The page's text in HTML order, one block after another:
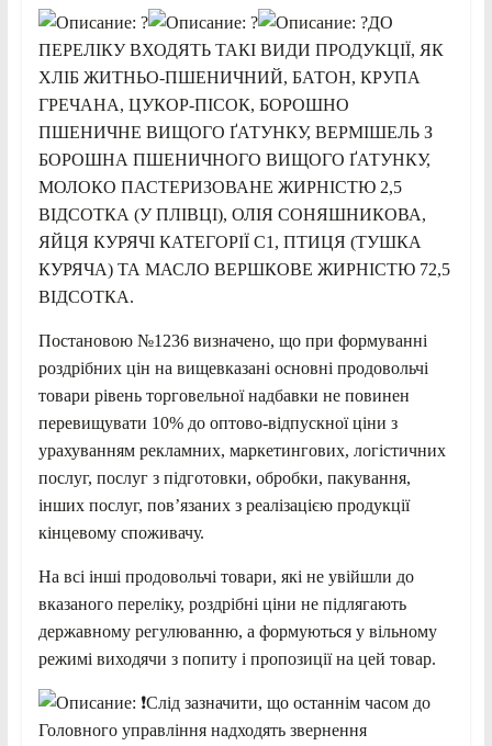
ДО
ПЕРЕЛІКУ ВХОДЯТЬ ТАКІ ВИДИ ПРОДУКЦІЇ, ЯК
ХЛІБ ЖИТНЬО-ПШЕНИЧНИЙ, БАТОН, КРУПА
ГРЕЧАНА, ЦУКОР-ПІСОК, БОРОШНО
ПШЕНИЧНЕ ВИЩОГО ҐАТУНКУ, ВЕРМІШЕЛЬ З
БОРОШНА ПШЕНИЧНОГО ВИЩОГО ҐАТУНКУ,
МОЛОКО ПАСТЕРИЗОВАНЕ ЖИРНІСТЮ 2,5
ВІДСОТКА (У ПЛІВЦІ), ОЛІЯ СОНЯШНИКОВА,
ЯЙЦЯ КУРЯЧІ КАТЕГОРІЇ С1, ПТИЦЯ (ТУШКА
КУРЯЧА) ТА МАСЛО ВЕРШКОВЕ ЖИРНІСТЮ 72,5
ВІДСОТКА.
Постановою №1236 визначено, що при формуванні
роздрібних цін на вищевказані основні продовольчі
товари рівень торговельної надбавки не повинен
перевищувати 10% до оптово-відпускної ціни з
урахуванням рекламних, маркетингових, логістичних
послуг, послуг з підготовки, обробки, пакування,
інших послуг, пов’язаних з реалізацією продукції
кінцевому споживачу.
На всі інші продовольчі товари, які не увійшли до
вказаного переліку, роздрібні ціни не підлягають
державному регулюванню, а формуються у вільному
режимі виходячи з попиту і пропозиції на цей товар.
Слід зазначити, що останнім часом до
Головного управління надходять звернення